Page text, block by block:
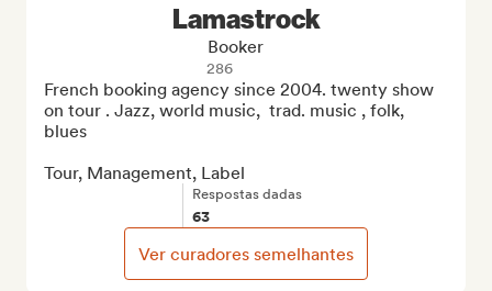
Lamastrock
Booker
286
French booking agency since 2004. twenty show
on tour . Jazz, world music,  trad. music , folk,
blues
Tour, Management, Label
Respostas dadas
63
Ver curadores semelhantes